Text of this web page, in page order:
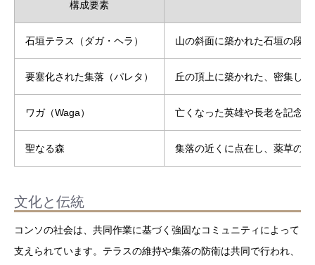
構成要素
石垣テラス（ダガ・ヘラ） 山の斜面に築かれた石垣の段
要塞化された集落（パレタ） 丘の頂上に築かれた、密集し
ワガ（Waga） 亡くなった英雄や長老を記念
聖なる森 集落の近くに点在し、薬草の
文化と伝統
コンソの社会は、共同作業に基づく強固なコミュニティによって
支えられています。テラスの維持や集落の防衛は共同で行われ、